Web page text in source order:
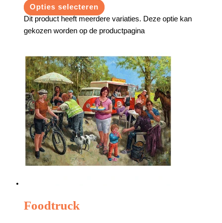
Opties selecteren
Dit product heeft meerdere variaties. Deze optie kan
gekozen worden op de productpagina
Foodtruck